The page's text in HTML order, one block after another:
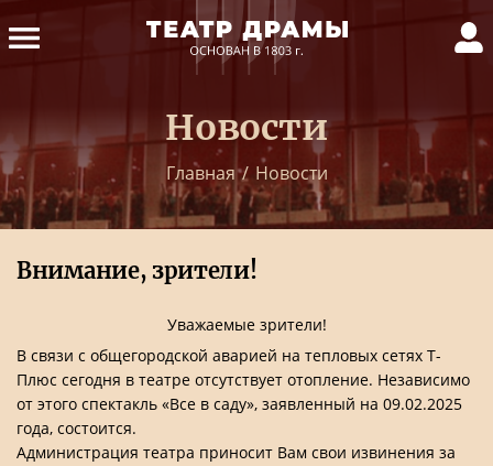
Новости
Главная / Новости
Внимание, зрители!
Уважаемые зрители!
В связи с общегородской аварией на тепловых сетях Т-
Плюс сегодня в театре отсутствует отопление. Независимо
от этого спектакль «Все в саду», заявленный на 09.02.2025
года, состоится.
Администрация театра приносит Вам свои извинения за